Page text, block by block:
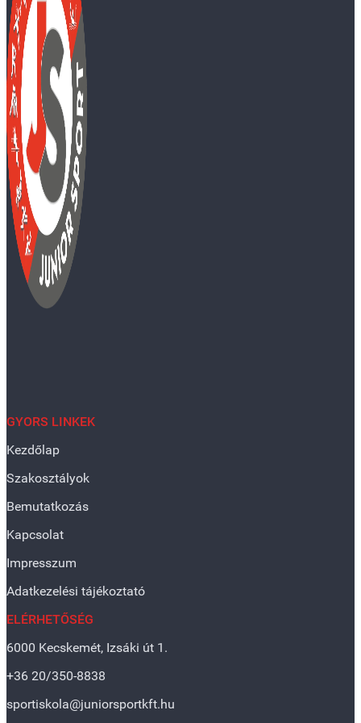
GYORS LINKEK
Kezdőlap
Szakosztályok
Bemutatkozás
Kapcsolat
Impresszum
Adatkezelési tájékoztató
ELÉRHETŐSÉG
6000 Kecskemét, Izsáki út 1.
+36 20/350-8838
sportiskola@juniorsportkft.hu